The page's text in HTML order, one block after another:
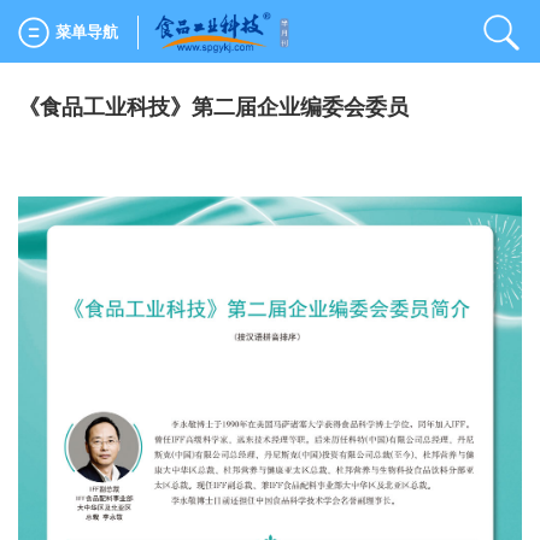
菜单导航
《食品工业科技》第二届企业编委会委员